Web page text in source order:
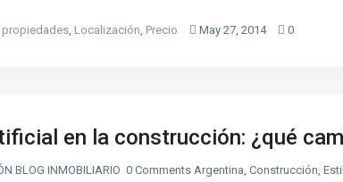
propiedades, Localización, Precio May 27, 2014 0
en la construcción: ¿qué
BLOG INMOBILIARIO 0 Comments Argentina, Construcción,